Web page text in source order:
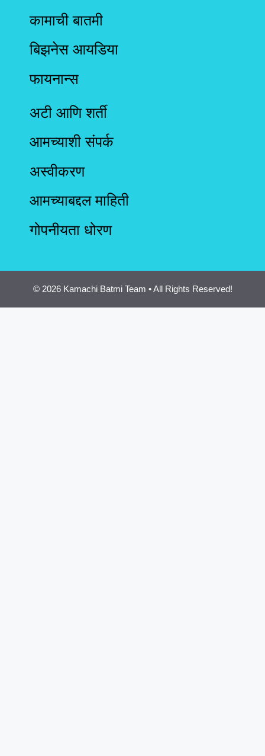
कामाची बातमी
बिझनेस आयडिया
फायनान्स
अटी आणि शर्ती
आमच्याशी संपर्क
अस्वीकरण
आमच्याबद्दल माहिती
गोपनीयता धोरण
© 2026 Kamachi Batmi Team • All Rights Reserved!